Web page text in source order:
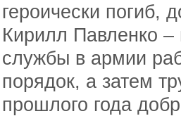
героически погиб,
Кирилл Павленко
службы в армии
порядок, а затем
прошлого года